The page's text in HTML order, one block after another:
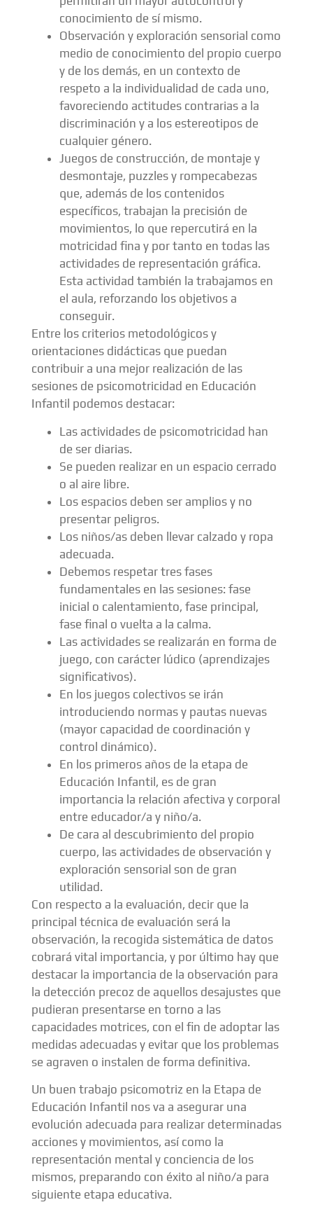
conocimiento de sí mismo.
Observación y exploración sensorial como
medio de conocimiento del propio cuerpo
y de los demás, en un contexto de
respeto a la individualidad de cada uno,
favoreciendo actitudes contrarias a la
discriminación y a los estereotipos de
cualquier género.
Juegos de construcción, de montaje y
desmontaje, puzzles y rompecabezas
que, además de los contenidos
específicos, trabajan la precisión de
movimientos, lo que repercutirá en la
motricidad fina y por tanto en todas las
actividades de representación gráfica.
Esta actividad también la trabajamos en
el aula, reforzando los objetivos a
conseguir.
Entre los criterios metodológicos y
orientaciones didácticas que puedan
contribuir a una mejor realización de las
sesiones de psicomotricidad en Educación
Infantil podemos destacar:
Las actividades de psicomotricidad han
de ser diarias.
Se pueden realizar en un espacio cerrado
o al aire libre.
Los espacios deben ser amplios y no
presentar peligros.
Los niños/as deben llevar calzado y ropa
adecuada.
Debemos respetar tres fases
fundamentales en las sesiones: fase
inicial o calentamiento, fase principal,
fase final o vuelta a la calma.
Las actividades se realizarán en forma de
juego, con carácter lúdico (aprendizajes
significativos).
En los juegos colectivos se irán
introduciendo normas y pautas nuevas
(mayor capacidad de coordinación y
control dinámico).
En los primeros años de la etapa de
Educación Infantil, es de gran
importancia la relación afectiva y corporal
entre educador/a y niño/a.
De cara al descubrimiento del propio
cuerpo, las actividades de observación y
exploración sensorial son de gran
utilidad.
Con respecto a la evaluación, decir que la
principal técnica de evaluación será la
observación, la recogida sistemática de datos
cobrará vital importancia, y por último hay que
destacar la importancia de la observación para
la detección precoz de aquellos desajustes que
pudieran presentarse en torno a las
capacidades motrices, con el fin de adoptar las
medidas adecuadas y evitar que los problemas
se agraven o instalen de forma definitiva.
Un buen trabajo psicomotriz en la Etapa de
Educación Infantil nos va a asegurar una
evolución adecuada para realizar determinadas
acciones y movimientos, así como la
representación mental y conciencia de los
mismos, preparando con éxito al niño/a para
siguiente etapa educativa.